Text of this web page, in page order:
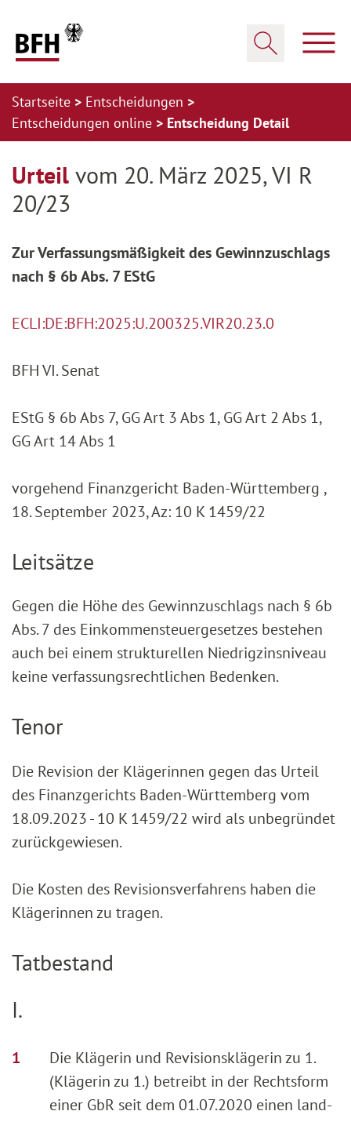
Startseite
Entscheidungen
Entscheidungen online
Entscheidung Detail
Urteil vom 20. März 2025, VI R
20/23
Zur Verfassungsmäßigkeit des Gewinnzuschlags
nach § 6b Abs. 7 EStG
ECLI:DE:BFH:2025:U.200325.VIR20.23.0
BFH VI. Senat
EStG § 6b Abs 7, GG Art 3 Abs 1, GG Art 2 Abs 1,
GG Art 14 Abs 1
vorgehend Finanzgericht Baden-Württemberg ,
18. September 2023, Az: 10 K 1459/22
Leitsätze
Gegen die Höhe des Gewinnzuschlags nach § 6b
Abs. 7 des Einkommensteuergesetzes bestehen
auch bei einem strukturellen Niedrigzinsniveau
keine verfassungsrechtlichen Bedenken.
Tenor
Die Revision der Klägerinnen gegen das Urteil
des Finanzgerichts Baden-Württemberg vom
18.09.2023 - 10 K 1459/22 wird als unbegründet
zurückgewiesen.
Die Kosten des Revisionsverfahrens haben die
Klägerinnen zu tragen.
Tatbestand
I.
Die Klägerin und Revisionsklägerin zu 1.
(Klägerin zu 1.) betreibt in der Rechtsform
einer GbR seit dem 01.07.2020 einen land-